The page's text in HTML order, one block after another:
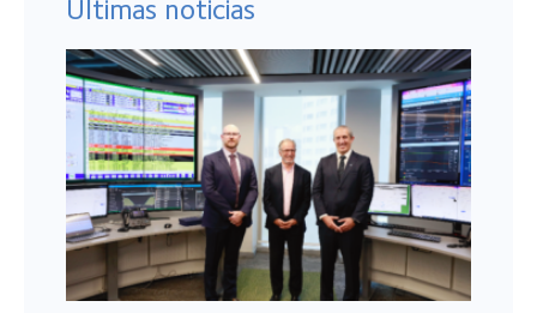
Últimas noticias